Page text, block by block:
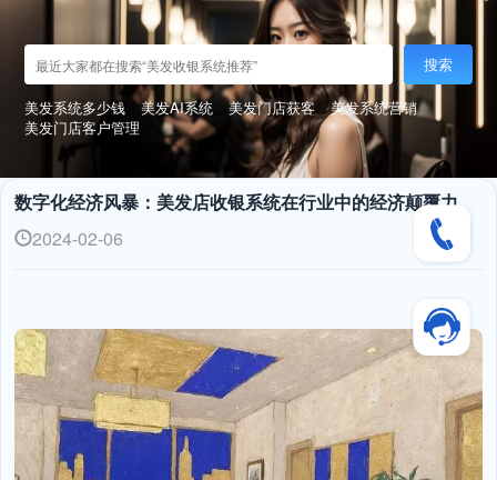
搜索
美发系统多少钱 美发AI系统 美发门店获客
美发系统营销
美发门店客户管理
数字化经济风暴：美发店收银系统在行业中的经济颠覆力
2024-02-06